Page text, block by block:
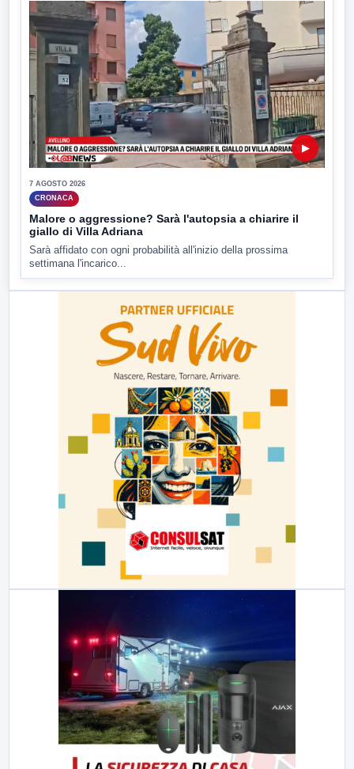
▶
7 AGOSTO 2026
CRONACA
Malore o aggressione? Sarà l'autopsia a chiarire il
giallo di Villa Adriana
Sarà affidato con ogni probabilità all'inizio della prossima
settimana l'incarico...